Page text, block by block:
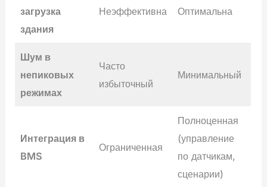
загрузка
здания
Неэффективна Оптимальна
Шум в
непиковых
режимах
Часто
избыточный
Минимальный
Интеграция в
BMS
Ограниченная
Полноценная
(управление
по датчикам,
сценарии)